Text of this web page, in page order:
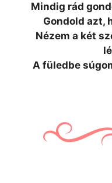
Mindig rád
Gondold azt,
Nézem a két
A füledbe